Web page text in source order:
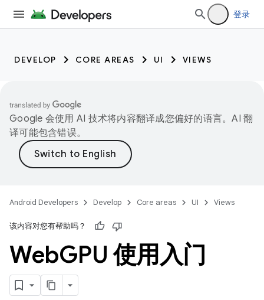
登录
DEVELOP CORE AREAS UI VIEWS
Google 会使用 AI 技术将内容翻译成您偏好的语言。AI 翻
译可能包含错误。
Android Developers Develop Core areas UI Views
该内容对您有帮助吗？
WebGPU 使用入门